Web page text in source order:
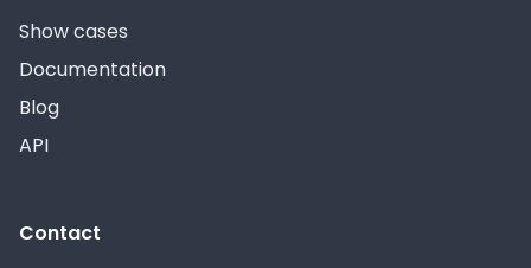
Show cases
Documentation
Blog
API
Contact